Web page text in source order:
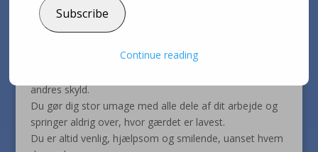
Ingen lægger mærke til, hvad du
andres skyld.
Du gør dig stor umage med alle dele af dit arbejde og
springer aldrig over, hvor gærdet er lavest.
Du er altid venlig, hjælpsom og smilende, uanset hvem
Subscribe
Continue reading